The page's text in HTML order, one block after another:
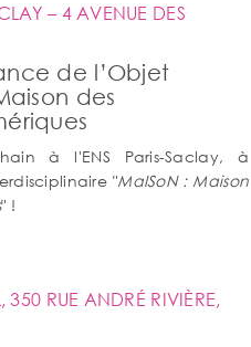
– 4 AVENUE DES
de l’Objet
des
à l'ENS Paris-Saclay, à
"MaISoN : Maison
" !
350 RUE ANDRÉ RIVIÈRE,